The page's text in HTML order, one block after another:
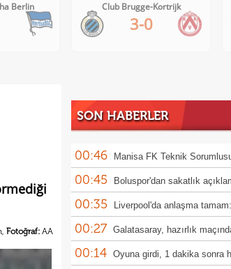
Berlin Club Brugge-Kortrijk
3-0
Fotoğraf: AA
SON HABERLER
00:46 Manisa FK Teknik
Coşkun'dan galibiyet yorumu
00:45 Boluspor'dan sakatlık
"Fibula kemiği kırıldı"
00:35 Liverpool'da anlaşma
Araujo
00:27 Galatasaray, hazırlık
konuk edecek
00:14 Oyuna girdi, 1 dakika sonra